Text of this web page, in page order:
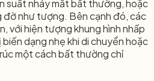
suất nháy mắt bất thường, hoặc
đờ như tượng. Bên cạnh đó, các
với hiện tượng khung hình nhấp
dạng nhẹ khi di chuyển hoặc
một cách bất thường chỉ